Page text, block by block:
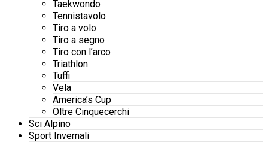
Taekwondo
Tennistavolo
Tiro a volo
Tiro a segno
Tiro con l’arco
Triathlon
Tuffi
Vela
America’s Cup
Oltre Cinquecerchi
Sci Alpino
Sport Invernali